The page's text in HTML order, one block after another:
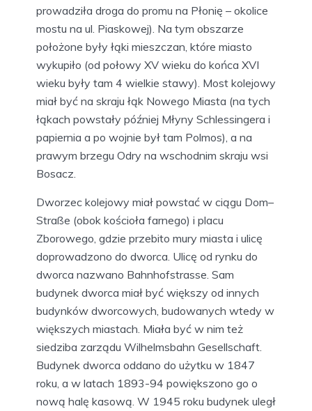
prowadziła droga do promu na Płonię – okolice
mostu na ul. Piaskowej). Na tym obszarze
położone były łąki mieszczan, które miasto
wykupiło (od połowy XV wieku do końca XVI
wieku były tam 4 wielkie stawy). Most kolejowy
miał być na skraju łąk Nowego Miasta (na tych
łąkach powstały później Młyny Schlessingera i
papiernia a po wojnie był tam Polmos), a na
prawym brzegu Odry na wschodnim skraju wsi
Bosacz.
Dworzec kolejowy miał powstać w ciągu Dom–
Straße (obok kościoła farnego) i placu
Zborowego, gdzie przebito mury miasta i ulicę
doprowadzono do dworca. Ulicę od rynku do
dworca nazwano Bahnhofstrasse. Sam
budynek dworca miał być większy od innych
budynków dworcowych, budowanych wtedy w
większych miastach. Miała być w nim też
siedziba zarządu Wilhelmsbahn Gesellschaft.
Budynek dworca oddano do użytku w 1847
roku, a w latach 1893-94 powiększono go o
nową halę kasową. W 1945 roku budynek uległ